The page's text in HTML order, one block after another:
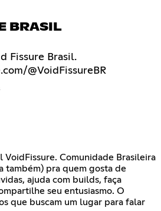
BRASIL
Fissure Brasil.
@VoidFissureBR
VoidFissure. Comunidade Brasileira
também) pra quem gosta de
ajuda com builds, faça
seu entusiasmo. O
que buscam um lugar para falar